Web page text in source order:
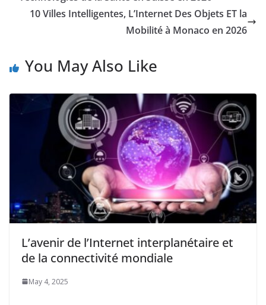
10 Villes Intelligentes, L’Internet Des Objets ET la
Mobilité à Monaco en 2026
You May Also Like
L’avenir de l’Internet interplanétaire et
de la connectivité mondiale
May 4, 2025